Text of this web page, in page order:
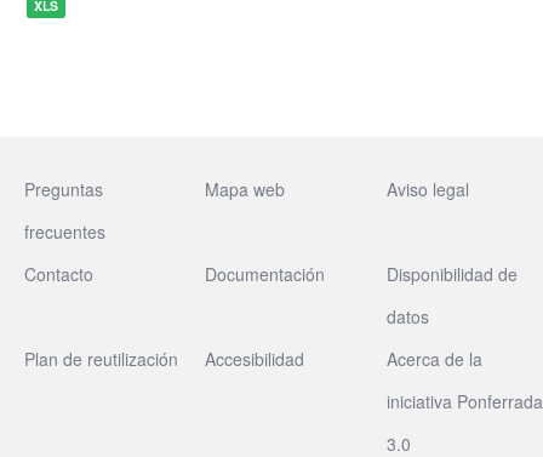
XLS
Preguntas
frecuentes
Mapa web Aviso legal
Contacto Documentación
Disponibilidad de
datos
Plan de reutilización
Accesibilidad
Acerca de la
iniciativa Ponferrada
3.0